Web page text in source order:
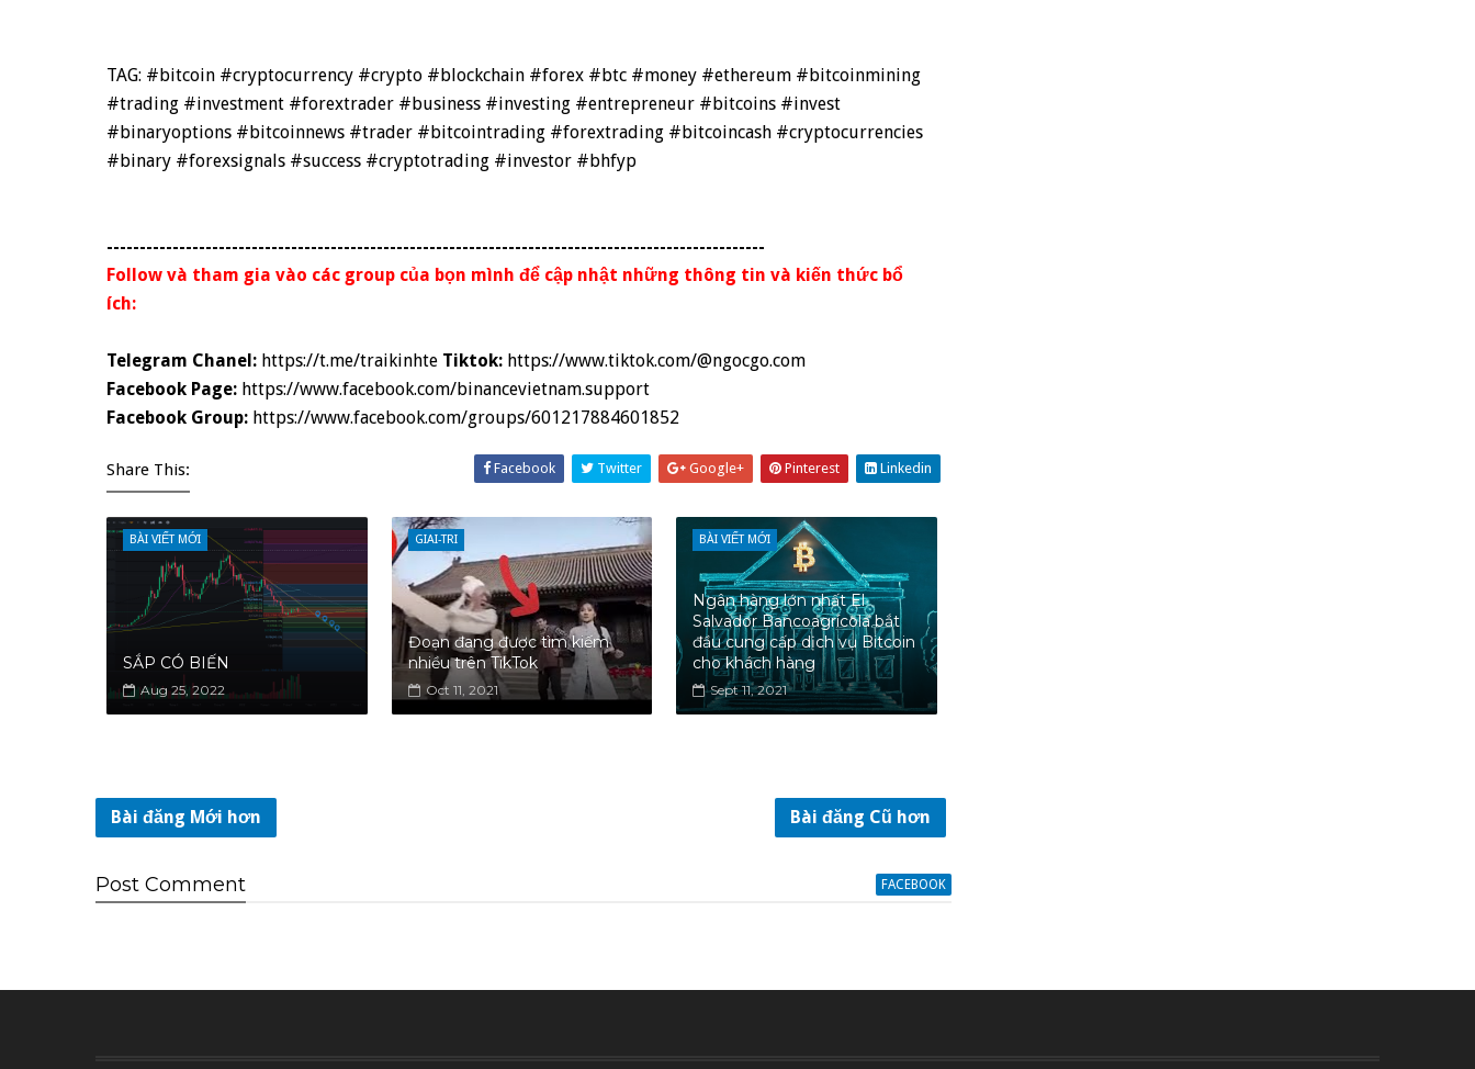
TAG: #bitcoin #cryptocurrency #crypto #blockchain #forex #btc #money #ethereum #bitcoinmining
#trading #investment #forextrader #business #investing #entrepreneur #bitcoins #invest
#binaryoptions #bitcoinnews #trader #bitcointrading #forextrading #bitcoincash #cryptocurrencies
#binary #forexsignals #success #cryptotrading #investor #bhfyp
----------------------------------------------------------------------------------------------------
Follow và tham gia vào các group của bọn mình để cập nhật những thông tin và kiến thức bổ
ích:
Telegram Chanel: https://t.me/traikinhte Tiktok: https://www.tiktok.com/@ngocgo.com
Facebook Page: https://www.facebook.com/binancevietnam.support
Facebook Group: https://www.facebook.com/groups/601217884601852
Share This: Facebook Twitter Google+ Pinterest Linkedin
BÀI VIẾT MỚI
SẮP CÓ BIẾN
Aug 25, 2022
GIAI-TRI
Đoạn đang được tìm kiếm
nhiều trên TikTok
Oct 11, 2021
BÀI VIẾT MỚI
Ngân hàng lớn nhất El
Salvador Bancoagrícola bắt
đầu cung cấp dịch vụ Bitcoin
cho khách hàng
Sept 11, 2021
Bài đăng Mới hơn Bài đăng Cũ hơn
Post Comment FACEBOOK